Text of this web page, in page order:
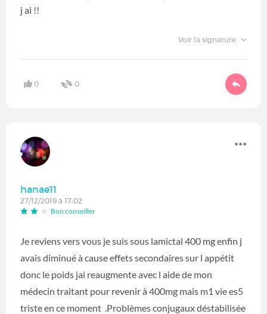
j ai !!
Voir la signature
0 0
hanae11
27/12/2019 à 17:02
Bon conseiller
Je reviens vers vous je suis sous lamictal 400 mg enfin j
avais diminué à cause effets secondaires sur l appétit
donc le poids jai reaugmente avec l aide de mon
médecin traitant pour revenir à 400mg mais m1 vie es5
triste en ce moment .Problèmes conjugaux déstabilisée